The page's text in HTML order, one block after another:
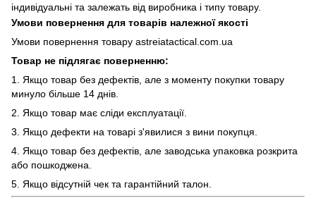
індивідуальні та залежать від виробника і типу товару.
Умови повернення для товарів належної якості
Умови повернення товару astreiatactical.com.ua
Товар не підлягає поверненню:
1. Якщо товар без дефектів, але з моменту покупки товару
минуло більше 14 днів.
2. Якщо товар має сліди експлуатації.
3. Якщо дефекти на товарі з'явилися з вини покупця.
4. Якщо товар без дефектів, але заводська упаковка розкрита
або пошкоджена.
5. Якщо відсутній чек та гарантійний талон.